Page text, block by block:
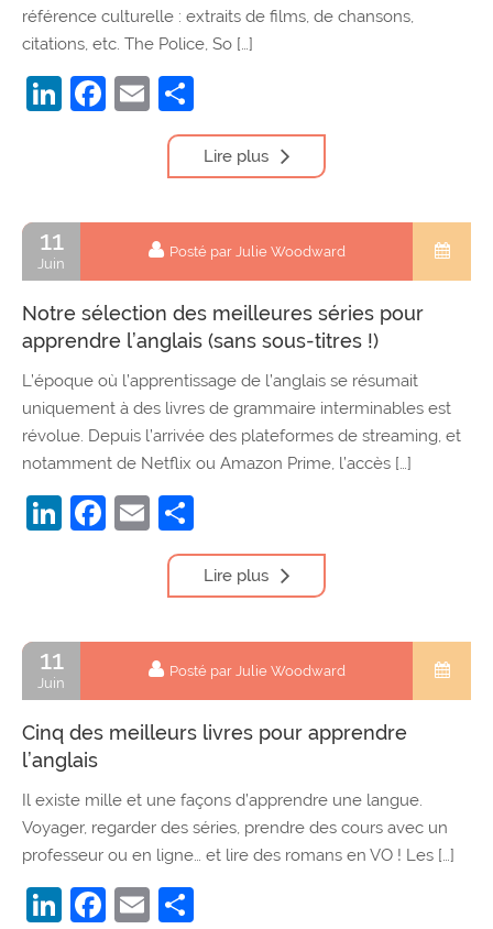
référence culturelle : extraits de films, de chansons,
citations, etc. The Police, So […]
LinkedIn
Facebook
Email
Lire plus
11
Juin
Posté par Julie Woodward
Notre sélection des meilleures séries pour
apprendre l’anglais (sans sous-titres !)
L’époque où l’apprentissage de l’anglais se résumait
uniquement à des livres de grammaire interminables est
révolue. Depuis l’arrivée des plateformes de streaming, et
notamment de Netflix ou Amazon Prime, l’accès […]
LinkedIn
Facebook
Email
Lire plus
11
Juin
Posté par Julie Woodward
Cinq des meilleurs livres pour apprendre
l’anglais
Il existe mille et une façons d’apprendre une langue.
Voyager, regarder des séries, prendre des cours avec un
professeur ou en ligne… et lire des romans en VO ! Les […]
LinkedIn
Facebook
Email